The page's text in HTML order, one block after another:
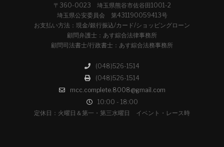
〒360-0023 埼玉県熊谷市佐谷田1001-2
埼玉県公安委員会 第431190059413号
お支払い方法：現金/銀行振込/カード/ショッピングローン
顧問弁護士：あす綜合法律事務所
顧問司法書士/行政書士：あす綜合法務事務所
(048)526-1514
(048)526-1514
mcc.complete.8008@gmail.com
10:00 - 18:00
定休日：火曜日＆第一・第三水曜日 イベント・レース時